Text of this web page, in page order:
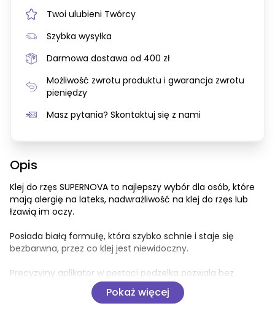
Twoi ulubieni Twórcy
Szybka wysyłka
Darmowa dostawa od 400 zł
Możliwość zwrotu produktu i gwarancja zwrotu
pieniędzy
Masz pytania? Skontaktuj się z nami
Opis
Klej do rzęs SUPERNOVA to najlepszy wybór dla osób, które
mają alergię na lateks, nadwrażliwość na klej do rzęs lub
łzawią im oczy.
Posiada białą formułę, która szybko schnie i staje się
bezbarwna, przez co klej jest niewidoczny.
Precyzyjny aplikator w postaci pędzelka pozwala bez
wysiłku nałożyć cienką, równą warstwę produktu na pasmo
rzęs, dzięki czemu aplikacja rzęs jest łatwa zarówno dla
Pokaż więcej